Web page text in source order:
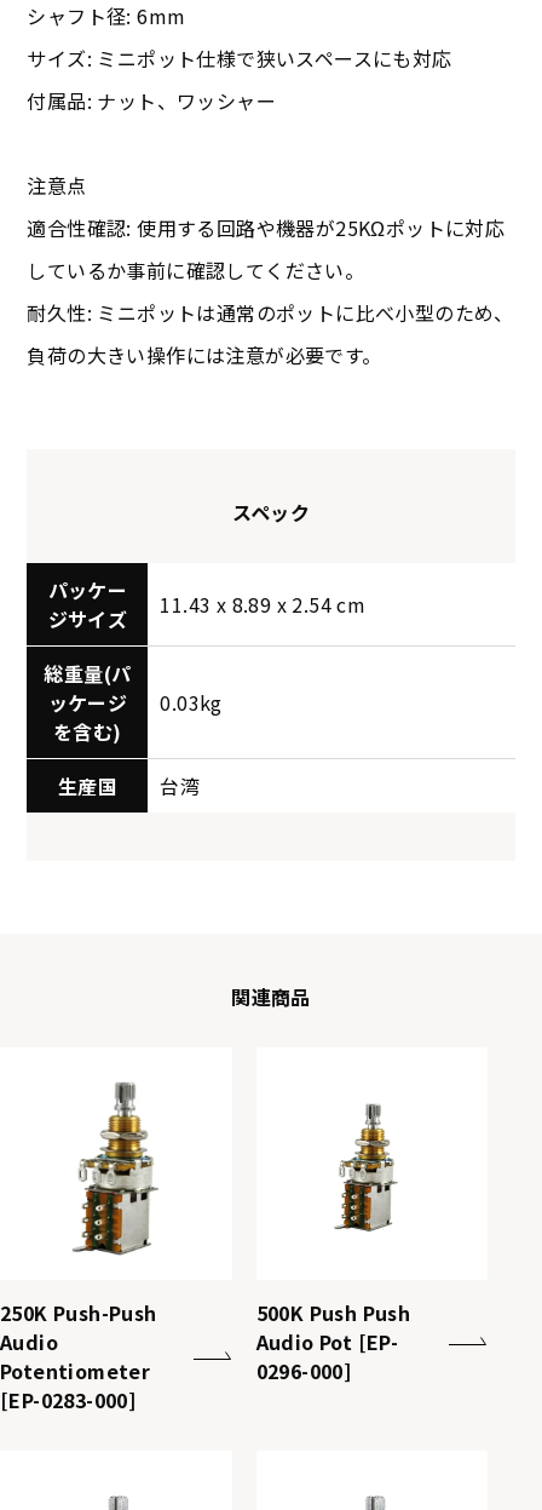
シャフト径: 6mm
サイズ: ミニポット仕様で狭いスペースにも対応
付属品: ナット、ワッシャー
注意点
適合性確認: 使用する回路や機器が25KΩポットに対応
しているか事前に確認してください。
耐久性: ミニポットは通常のポットに比べ小型のため、
負荷の大きい操作には注意が必要です。
スペック
パッケー
ジサイズ
11.43 x 8.89 x 2.54 cm
総重量(パ
ッケージ
を含む)
0.03kg
生産国 台湾
関連商品
250K Push-Push
Audio
Potentiometer
[EP-0283-000]
500K Push Push
Audio Pot [EP-
0296-000]